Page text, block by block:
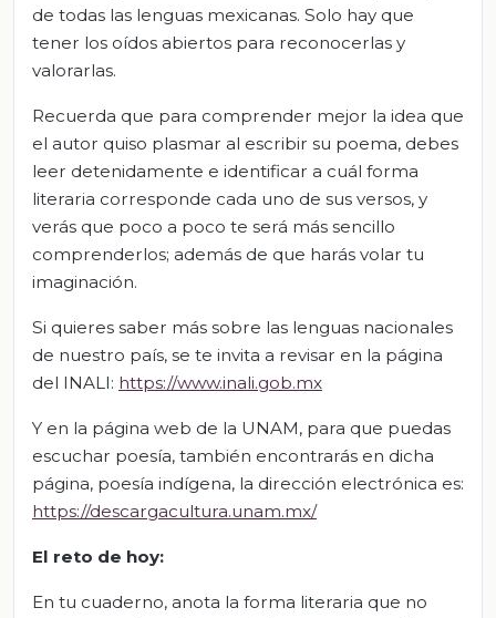
de todas las lenguas mexicanas. Solo hay que
tener los oídos abiertos para reconocerlas y
valorarlas.
Recuerda que para comprender mejor la idea que
el autor quiso plasmar al escribir su poema, debes
leer detenidamente e identificar a cuál forma
literaria corresponde cada uno de sus versos, y
verás que poco a poco te será más sencillo
comprenderlos; además de que harás volar tu
imaginación.
Si quieres saber más sobre las lenguas nacionales
de nuestro país, se te invita a revisar en la página
del INALI: https://www.inali.gob.mx
Y en la página web de la UNAM, para que puedas
escuchar poesía, también encontrarás en dicha
página, poesía indígena, la dirección electrónica es:
https://descargacultura.unam.mx/
El reto de hoy:
En tu cuaderno, anota la forma literaria que no